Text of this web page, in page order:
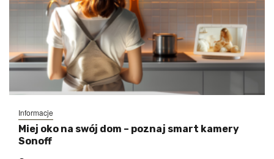
Informacje
Miej oko na swój dom – poznaj smart kamery
Sonoff